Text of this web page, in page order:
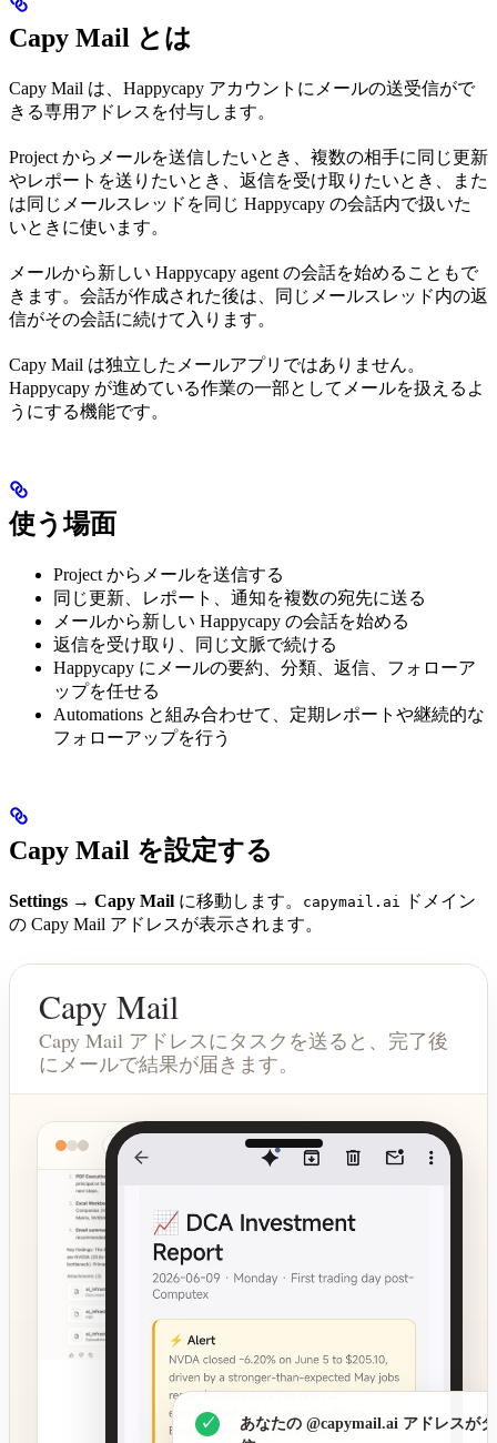
Capy Mail とは
Capy Mail は、Happycapy アカウントにメールの送受信がで
きる専用アドレスを付与します。
Project からメールを送信したいとき、複数の相手に同じ更新
やレポートを送りたいとき、返信を受け取りたいとき、また
は同じメールスレッドを同じ Happycapy の会話内で扱いた
いときに使います。
メールから新しい Happycapy agent の会話を始めることもで
きます。会話が作成された後は、同じメールスレッド内の返
信がその会話に続けて入ります。
Capy Mail は独立したメールアプリではありません。
Happycapy が進めている作業の一部としてメールを扱えるよ
うにする機能です。
使う場面
Project からメールを送信する
同じ更新、レポート、通知を複数の宛先に送る
メールから新しい Happycapy の会話を始める
返信を受け取り、同じ文脈で続ける
Happycapy にメールの要約、分類、返信、フォローア
ップを任せる
Automations と組み合わせて、定期レポートや継続的な
フォローアップを行う
Capy Mail を設定する
Settings → Capy Mail に移動します。 capymail.ai
ドメイン
の Capy Mail アドレスが表示されます。
Capy Mail
Capy Mail アドレスにタスクを送ると、完了後
にメールで結果が届きます。
happycapy.ai
✓
あなたの @capymail.ai アドレスが